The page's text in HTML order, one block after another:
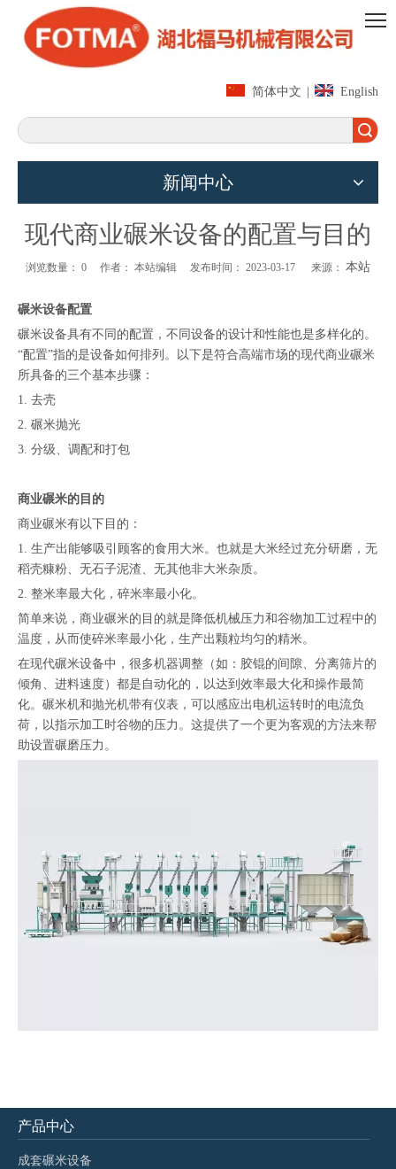
简体中文 English
新闻中心
现代商业碾米设备的配置与目的
浏览数量： 0 作者： 本站编辑 发布时间： 2023-03-17 来源： 本站
碾米设备配置
碾米设备具有不同的配置，不同设备的设计和性能也是多样化的。
“配置”指的是设备如何排列。以下是符合高端市场的现代商业碾米
所具备的三个基本步骤：
1. 去壳
2. 碾米抛光
3. 分级、调配和打包
商业碾米的目的
商业碾米有以下目的：
1. 生产出能够吸引顾客的食用大米。也就是大米经过充分研磨，无
稻壳糠粉、无石子泥渣、无其他非大米杂质。
2. 整米率最大化，碎米率最小化。
简单来说，商业碾米的目的就是降低机械压力和谷物加工过程中的
温度，从而使碎米率最小化，生产出颗粒均匀的精米。
在现代碾米设备中，很多机器调整（如：胶锟的间隙、分离筛片的
倾角、进料速度）都是自动化的，以达到效率最大化和操作最简
化。碾米机和抛光机带有仪表，可以感应出电机运转时的电流负
荷，以指示加工时谷物的压力。这提供了一个更为客观的方法来帮
助设置碾磨压力。
产品中心
成套碾米设备